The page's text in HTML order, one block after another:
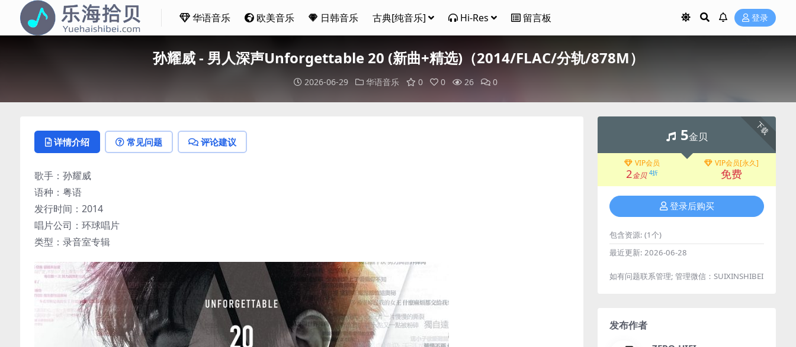
华语音乐 欧美音乐 日韩音乐 古典[纯音乐] Hi-Res 留言板 登录
孙耀威 - 男人深声Unforgettable 20 (新曲+精选)（2014/FLAC/分轨/878M）
2026-06-29 华语音乐 0 0 26 0
详情介绍 常见问题 评论建议
歌手：孙耀威
语种：粤语
发行时间：2014
唱片公司：环球唱片
类型：录音室专辑
下载
5金贝
VIP会员
2金贝 4折
VIP会员[永久]
免费
登录后购买
包含资源: (1个)
最近更新: 2026-06-28
如有问题联系管理; 管理微信：SUIXINSHIBEI
发布作者